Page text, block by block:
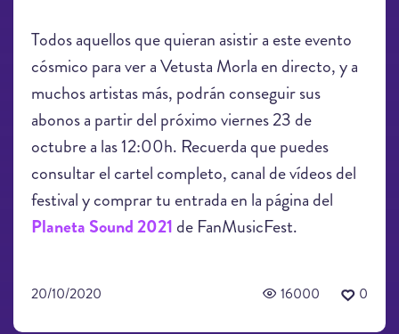
Todos aquellos que quieran asistir a este evento
cósmico para ver a Vetusta Morla en directo, y a
muchos artistas más, podrán conseguir sus
abonos a partir del próximo viernes 23 de
octubre a las 12:00h. Recuerda que puedes
consultar el cartel completo, canal de vídeos del
festival y comprar tu entrada en la página del
Planeta Sound 2021 de FanMusicFest.
20/10/2020 16000 0